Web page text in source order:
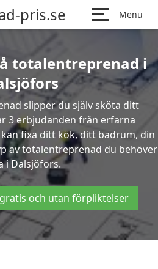
pris.se Menu
totalentreprenad i
slipper du själv sköta ditt
3 erbjudanden från erfarna
fixa ditt kök, ditt badrum, din
av totalentreprenad du behöver
i Dalsjöfors.
och utan förpliktelser